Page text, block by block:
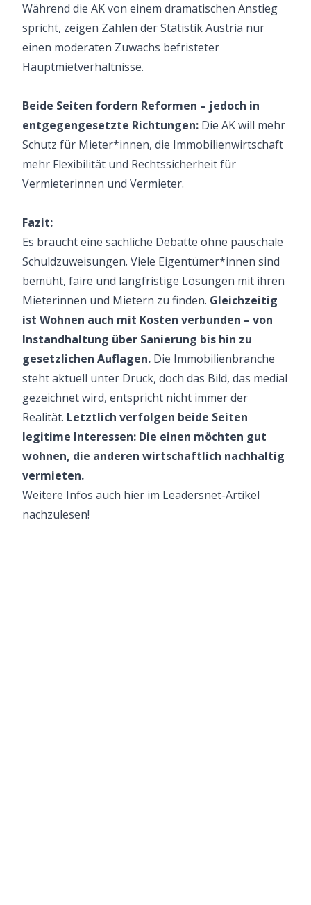
Während die AK von einem dramatischen Anstieg
spricht, zeigen Zahlen der Statistik Austria nur
einen moderaten Zuwachs befristeter
Hauptmietverhältnisse.
Beide Seiten fordern Reformen – jedoch in
entgegengesetzte Richtungen: Die AK will mehr
Schutz für Mieter*innen, die Immobilienwirtschaft
mehr Flexibilität und Rechtssicherheit für
Vermieterinnen und Vermieter.
Fazit:
Es braucht eine sachliche Debatte ohne pauschale
Schuldzuweisungen. Viele Eigentümer*innen sind
bemüht, faire und langfristige Lösungen mit ihren
Mieterinnen und Mietern zu finden. Gleichzeitig
ist Wohnen auch mit Kosten verbunden – von
Instandhaltung über Sanierung bis hin zu
gesetzlichen Auflagen. Die Immobilienbranche
steht aktuell unter Druck, doch das Bild, das medial
gezeichnet wird, entspricht nicht immer der
Realität. Letztlich verfolgen beide Seiten
legitime Interessen: Die einen möchten gut
wohnen, die anderen wirtschaftlich nachhaltig
vermieten.
Weitere Infos auch hier im Leadersnet-Artikel
nachzulesen!